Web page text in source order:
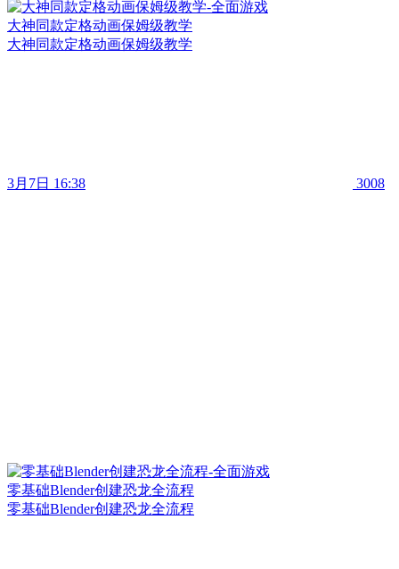
大神同款定格动画保姆级教学
大神同款定格动画保姆级教学
3月7日 16:38 3008
零基础Blender创建恐龙全流程
零基础Blender创建恐龙全流程